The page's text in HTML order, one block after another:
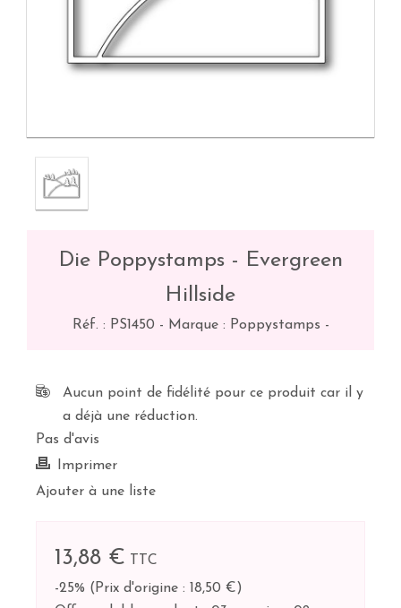
Die Poppystamps - Evergreen
Hillside
Réf. : PS1450 - Marque : Poppystamps -
Aucun point de fidélité pour ce produit car il y
a déjà une réduction.
Pas d'avis
Imprimer
Ajouter à une liste
13,88 €
TTC
-25% ( Prix d'origine : 18,50 €)